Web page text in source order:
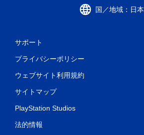
国／地域：日本
サポート
プライバシーポリシー
ウェブサイト利用規約
サイトマップ
PlayStation Studios
法的情報